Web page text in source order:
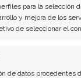
para la selección
y mejora de los
de seleccionar el
de datos procedentes
artículo